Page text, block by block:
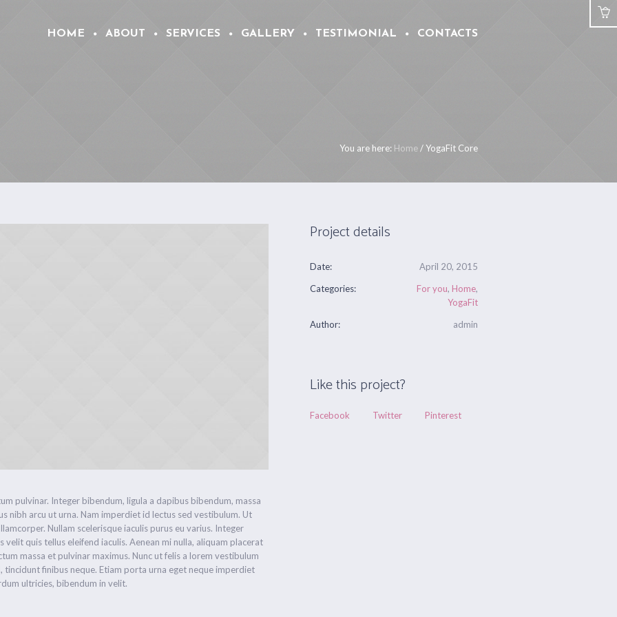
HOME ABOUT SERVICES GALLERY TESTIMONIAL CONTACTS
You are here: Home/YogaFit Core
pulvinar. Integer bibendum, ligula a dapibus bibendum, massa
nibh arcu ut urna. Nam imperdiet id lectus sed vestibulum. Ut
Nullam scelerisque iaculis purus eu varius. Integer
quis tellus eleifend iaculis. Aenean mi nulla, aliquam placerat
massa et pulvinar maximus. Nunc ut felis a lorem vestibulum
tincidunt finibus neque. Etiam porta urna eget neque imperdiet
ultricies, bibendum in velit.
Project details
Date:
April 20, 2015
Categories:
For you, Home,
YogaFit
Author:
admin
Like this project?
Facebook Twitter Pinterest